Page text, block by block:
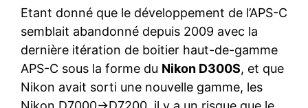
Etant donné que le développement de l’APS-C
semblait abandonné depuis 2009 avec la
dernière itération de boitier haut-de-gamme
APS-C sous la forme du Nikon D300S, et que
Nikon avait sorti une nouvelle gamme, les